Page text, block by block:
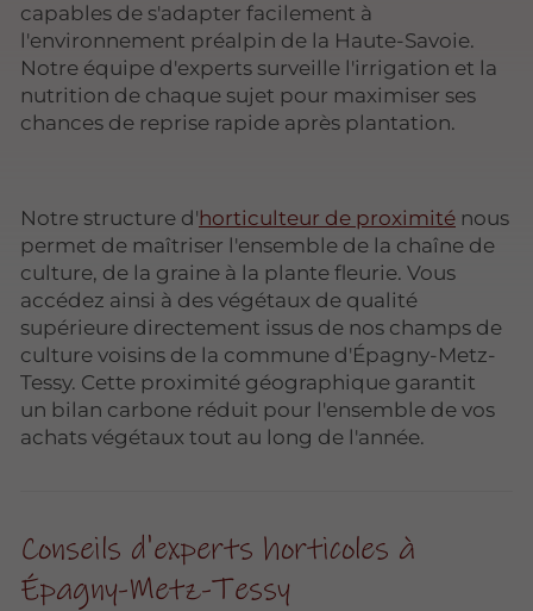
capables de s'adapter facilement à
l'environnement préalpin de la Haute-Savoie.
Notre équipe d'experts surveille l'irrigation et la
nutrition de chaque sujet pour maximiser ses
chances de reprise rapide après plantation.
Notre structure d'horticulteur de proximité nous
permet de maîtriser l'ensemble de la chaîne de
culture, de la graine à la plante fleurie. Vous
accédez ainsi à des végétaux de qualité
supérieure directement issus de nos champs de
culture voisins de la commune d'Épagny-Metz-
Tessy. Cette proximité géographique garantit
un bilan carbone réduit pour l'ensemble de vos
achats végétaux tout au long de l'année.
Conseils d'experts horticoles à
Épagny-Metz-Tessy